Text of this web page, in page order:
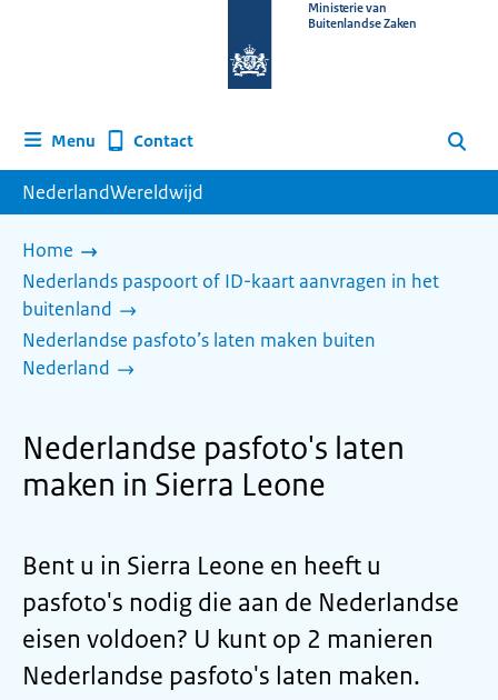
homepage
Ministerie van
Buitenlandse Zaken
Menu Contact Zoeken
NederlandWereldwijd
Home
Nederlands paspoort of ID-kaart aanvragen in het
buitenland
Nederlandse pasfoto’s laten maken buiten
Nederland
Nederlandse pasfoto's laten
maken in Sierra Leone
Bent u in Sierra Leone en heeft u
pasfoto's nodig die aan de Nederlandse
eisen voldoen? U kunt op 2 manieren
Nederlandse pasfoto's laten maken.